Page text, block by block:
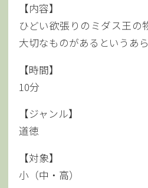
【内容】
ひどい欲張りのミダス王の
大切なものがあるというあら
【時間】
10分
【ジャンル】
道徳
【対象】
小（中・高）